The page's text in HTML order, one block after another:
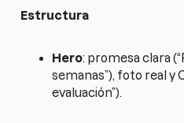
Estructura
Hero: promesa clara
semanas”), foto real y
evaluación”).